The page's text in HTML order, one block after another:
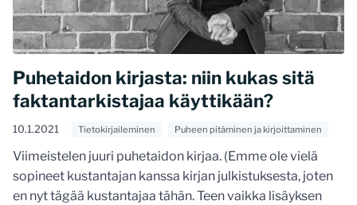
Puhetaidon kirjasta: niin kukas sitä
faktantarkistajaa käyttikään?
10.1.2021 Tietokirjaileminen Puheen pitäminen ja kirjoittaminen
Viimeistelen juuri puhetaidon kirjaa. (Emme ole vielä
sopineet kustantajan kanssa kirjan julkistuksesta, joten
en nyt tägää kustantajaa tähän. Teen vaikka lisäyksen